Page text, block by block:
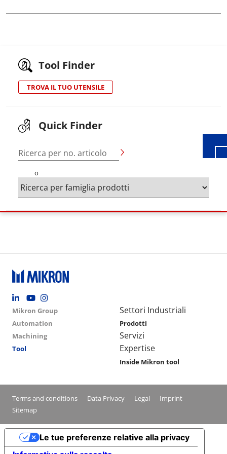
Tool Finder
TROVA IL TUO UTENSILE
Quick Finder
Ricerca per no. articolo
o
Footer social
Group menu
Mikron Group
Automation
Machining
Tool
Main navigation
Settori Industriali
Prodotti
Servizi
Expertise
Inside Mikron tool
Conditions footer menu
Terms and conditions Data Privacy Legal
Imprint
Sitemap
Le tue preferenze relative alla privacy